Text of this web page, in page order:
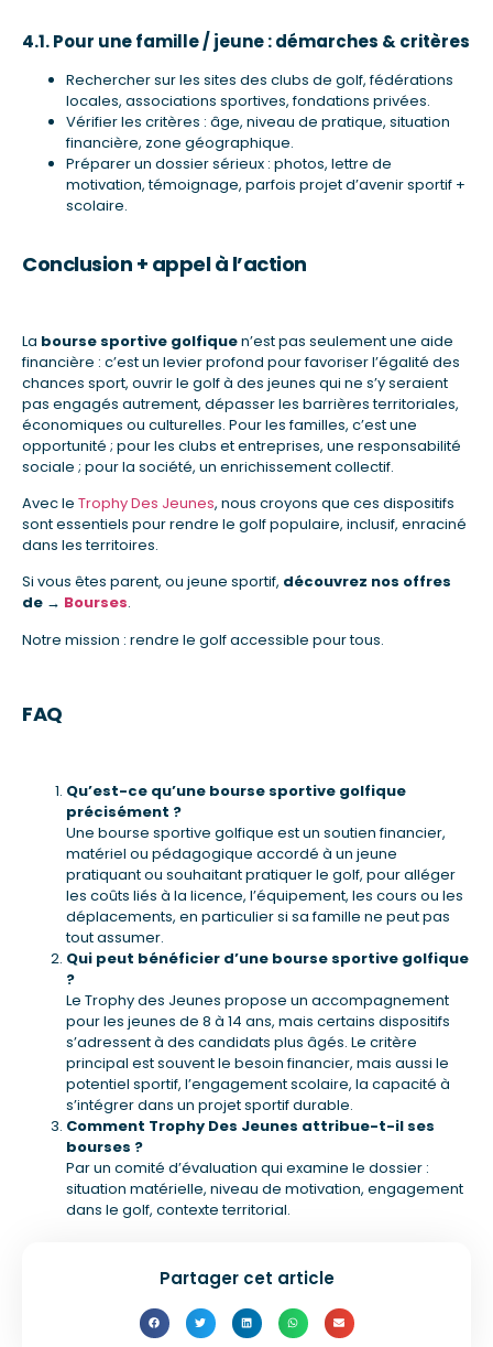
4.1. Pour une famille / jeune : démarches & critères
Rechercher sur les sites des clubs de golf, fédérations
locales, associations sportives, fondations privées.
Vérifier les critères : âge, niveau de pratique, situation
financière, zone géographique.
Préparer un dossier sérieux : photos, lettre de
motivation, témoignage, parfois projet d’avenir sportif +
scolaire.
Conclusion + appel à l’action
La bourse sportive golfiquen’est pas seulement une aide
financière : c’est un levier profond pour favoriser l’égalité des
chances sport, ouvrir le golf à des jeunes qui ne s’y seraient
pas engagés autrement, dépasser les barrières territoriales,
économiques ou culturelles. Pour les familles, c’est une
opportunité ; pour les clubs et entreprises, une responsabilité
sociale ; pour la société, un enrichissement collectif.
Avec le Trophy Des Jeunes, nous croyons que ces dispositifs
sont essentiels pour rendre le golf populaire, inclusif, enraciné
dans les territoires.
Si vous êtes parent, ou jeune sportif, découvrez nos offres
de → Bourses.
Notre mission : rendre le golf accessible pour tous.
FAQ
Qu’est-ce qu’une bourse sportive golfique
précisément ?
Une bourse sportive golfique est un soutien financier,
matériel ou pédagogique accordé à un jeune
pratiquant ou souhaitant pratiquer le golf, pour alléger
les coûts liés à la licence, l’équipement, les cours ou les
déplacements, en particulier si sa famille ne peut pas
tout assumer.
Qui peut bénéficier d’une bourse sportive golfique
?
Le Trophy des Jeunes propose un accompagnement
pour les jeunes de 8 à 14 ans, mais certains dispositifs
s’adressent à des candidats plus âgés. Le critère
principal est souvent le besoin financier, mais aussi le
potentiel sportif, l’engagement scolaire, la capacité à
s’intégrer dans un projet sportif durable.
Comment Trophy Des Jeunes attribue-t-il ses
bourses ?
Par un comité d’évaluation qui examine le dossier :
situation matérielle, niveau de motivation, engagement
dans le golf, contexte territorial.
Partager cet article